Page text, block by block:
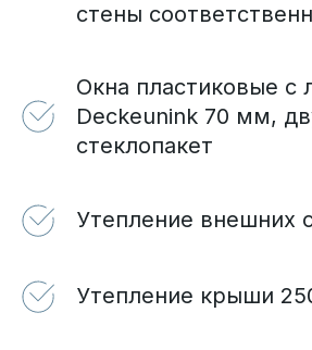
стены
Окна пластиковые с
Deckeunink 70 мм,
стеклопакет
Утепление внешних
Утепление крыши